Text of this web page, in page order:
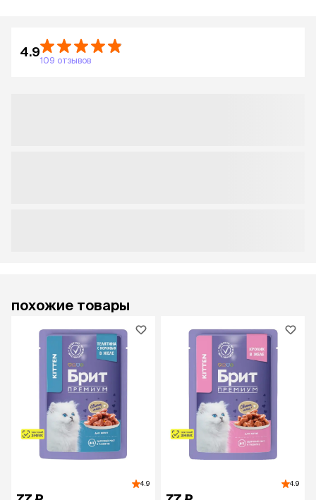
4.9
109 отзывов
похожие товары
4.9 4.9